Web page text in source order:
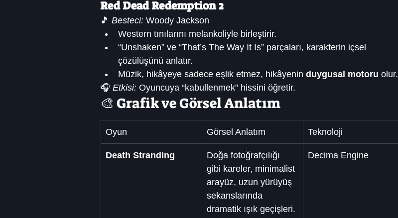
Red Dead Redemption 2
🎵 Besteci: Woody Jackson
Western tınılarını melankoliyle birleştirir.
“Unshaken” ve “That’s The Way It Is” parçaları, karakterin içsel
çözülüşünü anlatır.
Müzik, hikâyeye sadece eşlik etmez, hikâyenin duygusal motoru olur.
🎧 Etkisi: Oyuncuya “kabullenmek” hissini öğretir.
🎨 Grafik ve Görsel Anlatım
Oyun Görsel Anlatım Teknoloji
Death Stranding
Doğa fotoğrafçılığı
gibi kareler, minimalist
arayüz, uzun yürüyüş
sekanslarında
dramatik ışık geçişleri.
Decima Engine